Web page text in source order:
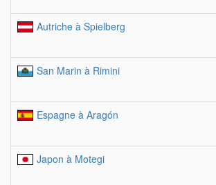
Autriche à Spielberg
San Marin à Rimini
Espagne à Aragón
Japon à Motegi